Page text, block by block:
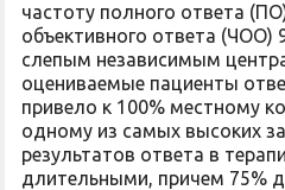
частоту полного ответа
объективного ответа (ЧОО)
слепым независимым
оцениваемые пациенты
привело к 100% местному
одному из самых высоких
результатов ответа в
длительными, причем 75%